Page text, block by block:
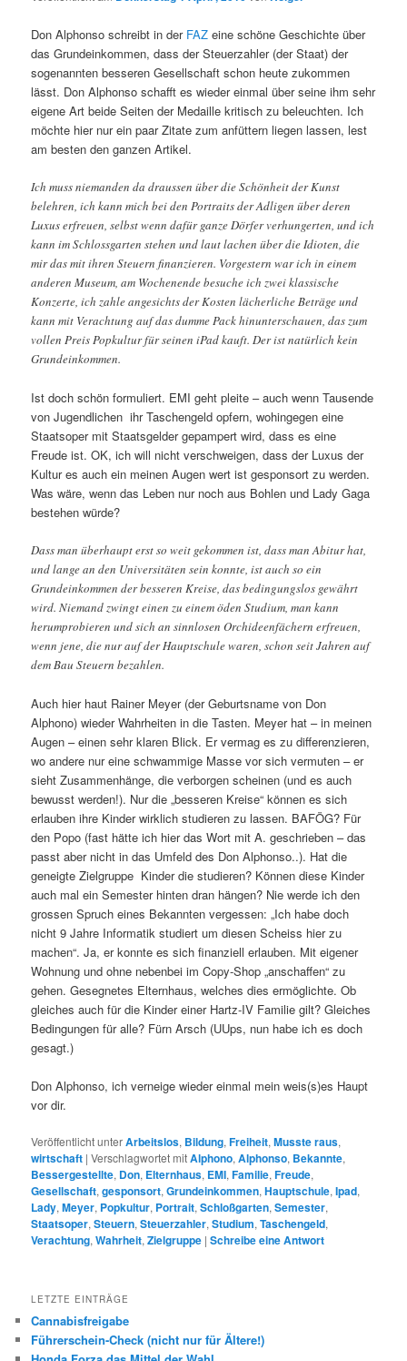
Don Alphonso schreibt in der FAZ eine schöne Geschichte über
das Grundeinkommen, dass der Steuerzahler (der Staat) der
sogenannten besseren Gesellschaft schon heute zukommen
lässt. Don Alphonso schafft es wieder einmal über seine ihm sehr
eigene Art beide Seiten der Medaille kritisch zu beleuchten. Ich
möchte hier nur ein paar Zitate zum anfüttern liegen lassen, lest
am besten den ganzen Artikel.
Ich muss niemanden da draussen über die Schönheit der Kunst
belehren, ich kann mich bei den Portraits der Adligen über deren
Luxus erfreuen, selbst wenn dafür ganze Dörfer verhungerten, und ich
kann im Schlossgarten stehen und laut lachen über die Idioten, die
mir das mit ihren Steuern finanzieren. Vorgestern war ich in einem
anderen Museum, am Wochenende besuche ich zwei klassische
Konzerte, ich zahle angesichts der Kosten lächerliche Beträge und
kann mit Verachtung auf das dumme Pack hinunterschauen, das zum
vollen Preis Popkultur für seinen iPad kauft. Der ist natürlich kein
Grundeinkommen.
Ist doch schön formuliert. EMI geht pleite – auch wenn Tausende
von Jugendlichen ihr Taschengeld opfern, wohingegen eine
Staatsoper mit Staatsgelder gepampert wird, dass es eine
Freude ist. OK, ich will nicht verschweigen, dass der Luxus der
Kultur es auch ein meinen Augen wert ist gesponsort zu werden.
Was wäre, wenn das Leben nur noch aus Bohlen und Lady Gaga
bestehen würde?
Dass man überhaupt erst so weit gekommen ist, dass man Abitur hat,
und lange an den Universitäten sein konnte, ist auch so ein
Grundeinkommen der besseren Kreise, das bedingungslos gewährt
wird. Niemand zwingt einen zu einem öden Studium, man kann
herumprobieren und sich an sinnlosen Orchideenfächern erfreuen,
wenn jene, die nur auf der Hauptschule waren, schon seit Jahren auf
dem Bau Steuern bezahlen.
Auch hier haut Rainer Meyer (der Geburtsname von Don
Alphono) wieder Wahrheiten in die Tasten. Meyer hat – in meinen
Augen – einen sehr klaren Blick. Er vermag es zu differenzieren,
wo andere nur eine schwammige Masse vor sich vermuten – er
sieht Zusammenhänge, die verborgen scheinen (und es auch
bewusst werden!). Nur die „besseren Kreise“ können es sich
erlauben ihre Kinder wirklich studieren zu lassen. BAFÖG? Für
den Popo (fast hätte ich hier das Wort mit A. geschrieben – das
passt aber nicht in das Umfeld des Don Alphonso..). Hat die
geneigte Zielgruppe Kinder die studieren? Können diese Kinder
auch mal ein Semester hinten dran hängen? Nie werde ich den
grossen Spruch eines Bekannten vergessen: „Ich habe doch
nicht 9 Jahre Informatik studiert um diesen Scheiss hier zu
machen“. Ja, er konnte es sich finanziell erlauben. Mit eigener
Wohnung und ohne nebenbei im Copy-Shop „anschaffen“ zu
gehen. Gesegnetes Elternhaus, welches dies ermöglichte. Ob
gleiches auch für die Kinder einer Hartz-IV Familie gilt? Gleiches
Bedingungen für alle? Fürn Arsch (UUps, nun habe ich es doch
gesagt.)
Don Alphonso, ich verneige wieder einmal mein weis(s)es Haupt
vor dir.
Veröffentlicht unterArbeitslos, Bildung,Freiheit,Musste raus,
wirtschaft |Verschlagwortet mitAlphono,Alphonso, Bekannte,
Bessergestellte, Don, Elternhaus, EMI,Familie,Freude,
Gesellschaft,gesponsort,Grundeinkommen,Hauptschule,Ipad,
Lady,Meyer, Popkultur, Portrait,Schloßgarten,Semester,
Staatsoper,Steuern,Steuerzahler,Studium,Taschengeld,
Verachtung,Wahrheit,Zielgruppe |Schreibe eine Antwort
LETZTE EINTRÄGE
Cannabisfreigabe
Führerschein-Check (nicht nur für Ältere!)